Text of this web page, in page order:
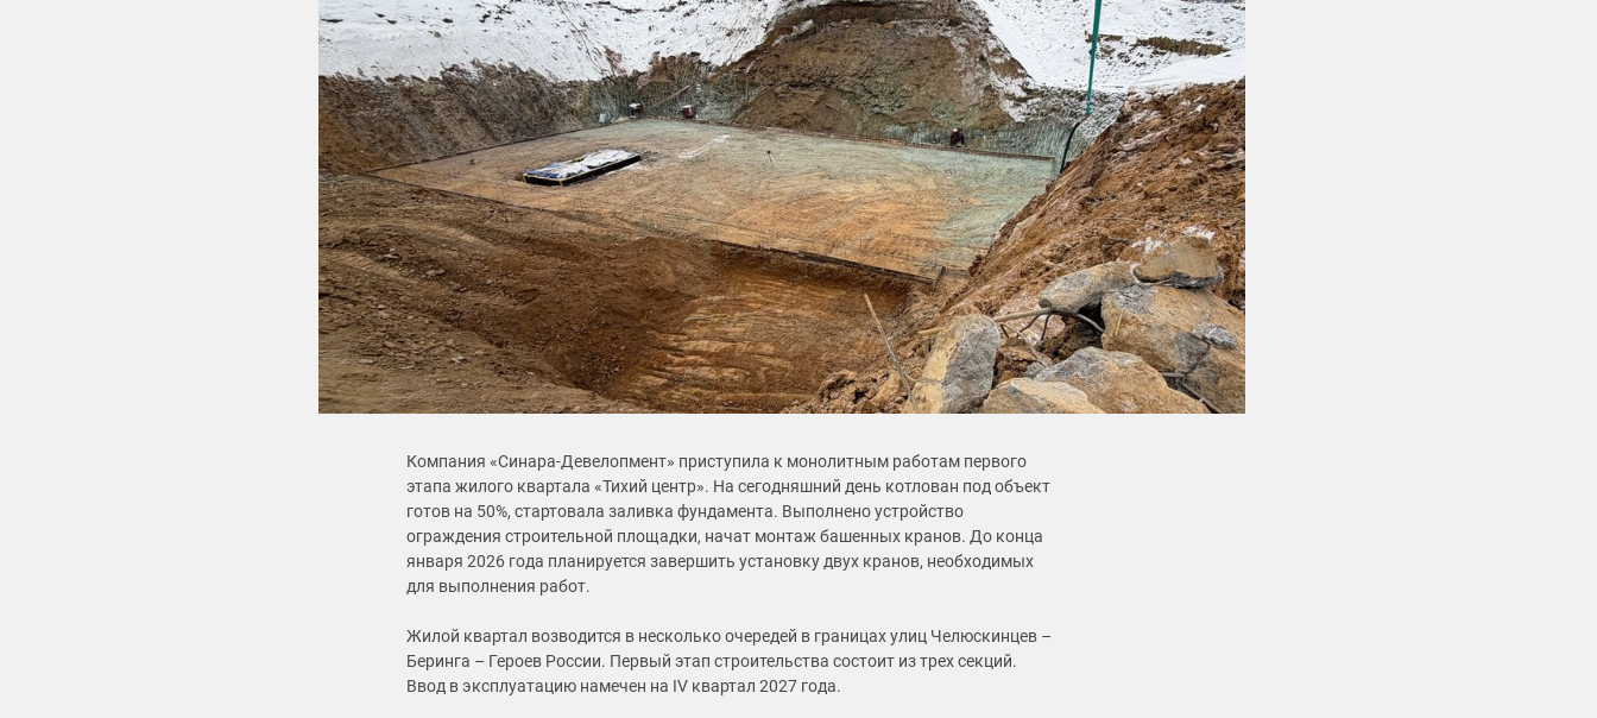
Компания «Синара-Девелопмент» приступила к монолитным работам первого
этапа жилого квартала «Тихий центр». На сегодняшний день котлован под объект
готов на 50%, стартовала заливка фундамента. Выполнено устройство
ограждения строительной площадки, начат монтаж башенных кранов. До конца
января 2026 года планируется завершить установку двух кранов, необходимых
для выполнения работ.
Жилой квартал возводится в несколько очередей в границах улиц Челюскинцев –
Беринга – Героев России. Первый этап строительства состоит из трех секций.
Ввод в эксплуатацию намечен на IV квартал 2027 года.